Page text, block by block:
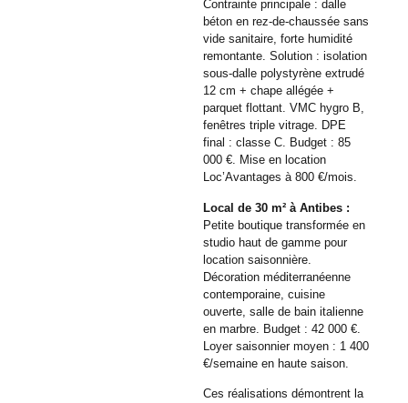
Contrainte principale : dalle
béton en rez-de-chaussée sans
vide sanitaire, forte humidité
remontante. Solution : isolation
sous-dalle polystyrène extrudé
12 cm + chape allégée +
parquet flottant. VMC hygro B,
fenêtres triple vitrage. DPE
final : classe C. Budget : 85
000 €. Mise en location
Loc’Avantages à 800 €/mois.
Local de 30 m² à Antibes :
Petite boutique transformée en
studio haut de gamme pour
location saisonnière.
Décoration méditerranéenne
contemporaine, cuisine
ouverte, salle de bain italienne
en marbre. Budget : 42 000 €.
Loyer saisonnier moyen : 1 400
€/semaine en haute saison.
Ces réalisations démontrent la